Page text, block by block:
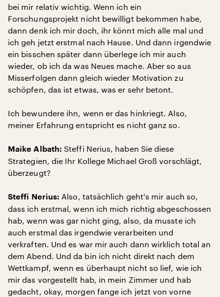
bei mir relativ wichtig. Wenn ich ein
Forschungsprojekt nicht bewilligt bekommen habe,
dann denk ich mir doch, ihr könnt mich alle mal und
ich geh jetzt erstmal nach Hause. Und dann irgendwie
ein bisschen später dann überlege ich mir auch
wieder, ob ich da was Neues mache. Aber so aus
Misserfolgen dann gleich wieder Motivation zu
schöpfen, das ist etwas, was er sehr betont.
Ich bewundere ihn, wenn er das hinkriegt. Also,
meiner Erfahrung entspricht es nicht ganz so.
Maike Albath: Steffi Nerius, haben Sie diese
Strategien, die Ihr Kollege Michael Groß vorschlägt,
überzeugt?
Steffi Nerius: Also, tatsächlich geht's mir auch so,
dass ich erstmal, wenn ich mich richtig abgeschossen
hab, wenn was gar nicht ging, also, da musste ich
auch erstmal das irgendwie verarbeiten und
verkraften. Und es war mir auch dann wirklich total an
dem Abend. Und da bin ich nicht direkt nach dem
Wettkampf, wenn es überhaupt nicht so lief, wie ich
mir das vorgestellt hab, in mein Zimmer und hab
gedacht, okay, morgen fange ich jetzt von vorne